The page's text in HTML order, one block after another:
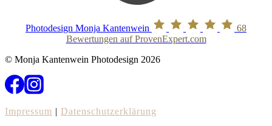
Photodesign Monja Kantenwein
68
Bewertungen auf ProvenExpert.com
© Monja Kantenwein Photodesign 2026
Impressum | Datenschutzerklärung